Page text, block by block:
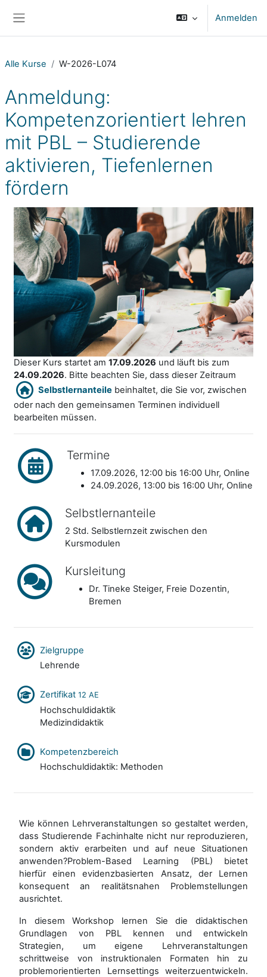
Anmelden
Alle Kurse W-2026-L074
Anmeldung:
Kompetenzorientiert lehren
mit PBL – Studierende
aktivieren, Tiefenlernen
fördern
Dieser Kurs startet am 17.09.2026 und läuft bis zum
24.09.2026. Bitte beachten Sie, dass dieser Zeitraum
Selbstlernanteilebeinhaltet, die Sie vor, zwischen
oder nach den gemeinsamen Terminen individuell
bearbeiten müssen.
Termine
17.09.2026, 12:00 bis 16:00 Uhr, Online
24.09.2026, 13:00 bis 16:00 Uhr, Online
Selbstlernanteile
2 Std. Selbstlernzeit zwischen den
Kursmodulen
Kursleitung
Dr. Tineke Steiger, Freie Dozentin,
Bremen
Zielgruppe
Lehrende
Zertifikat 12 AE
Hochschuldidaktik
Medizindidaktik
Kompetenzbereich
Hochschuldidaktik: Methoden
Wie können Lehrveranstaltungen so gestaltet werden,
dass Studierende Fachinhalte nicht nur reproduzieren,
sondern aktiv erarbeiten und auf neue Situationen
anwenden?Problem-Based Learning (PBL) bietet
hierfür einen evidenzbasierten Ansatz, der Lernen
konsequent an realitätsnahen Problemstellungen
ausrichtet.
In diesem Workshop lernen Sie die didaktischen
Grundlagen von PBL kennen und entwickeln
Strategien, um eigene Lehrveranstaltungen
schrittweise von instruktionalen Formaten hin zu
problemorientierten Lernsettings weiterzuentwickeln.